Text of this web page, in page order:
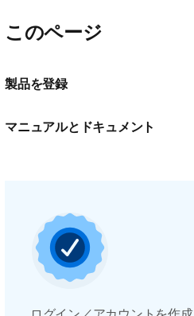
このページ
製品を登録
マニュアルとドキュメント